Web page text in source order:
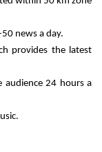
news a day.
provides the latest
audience 24 hours a